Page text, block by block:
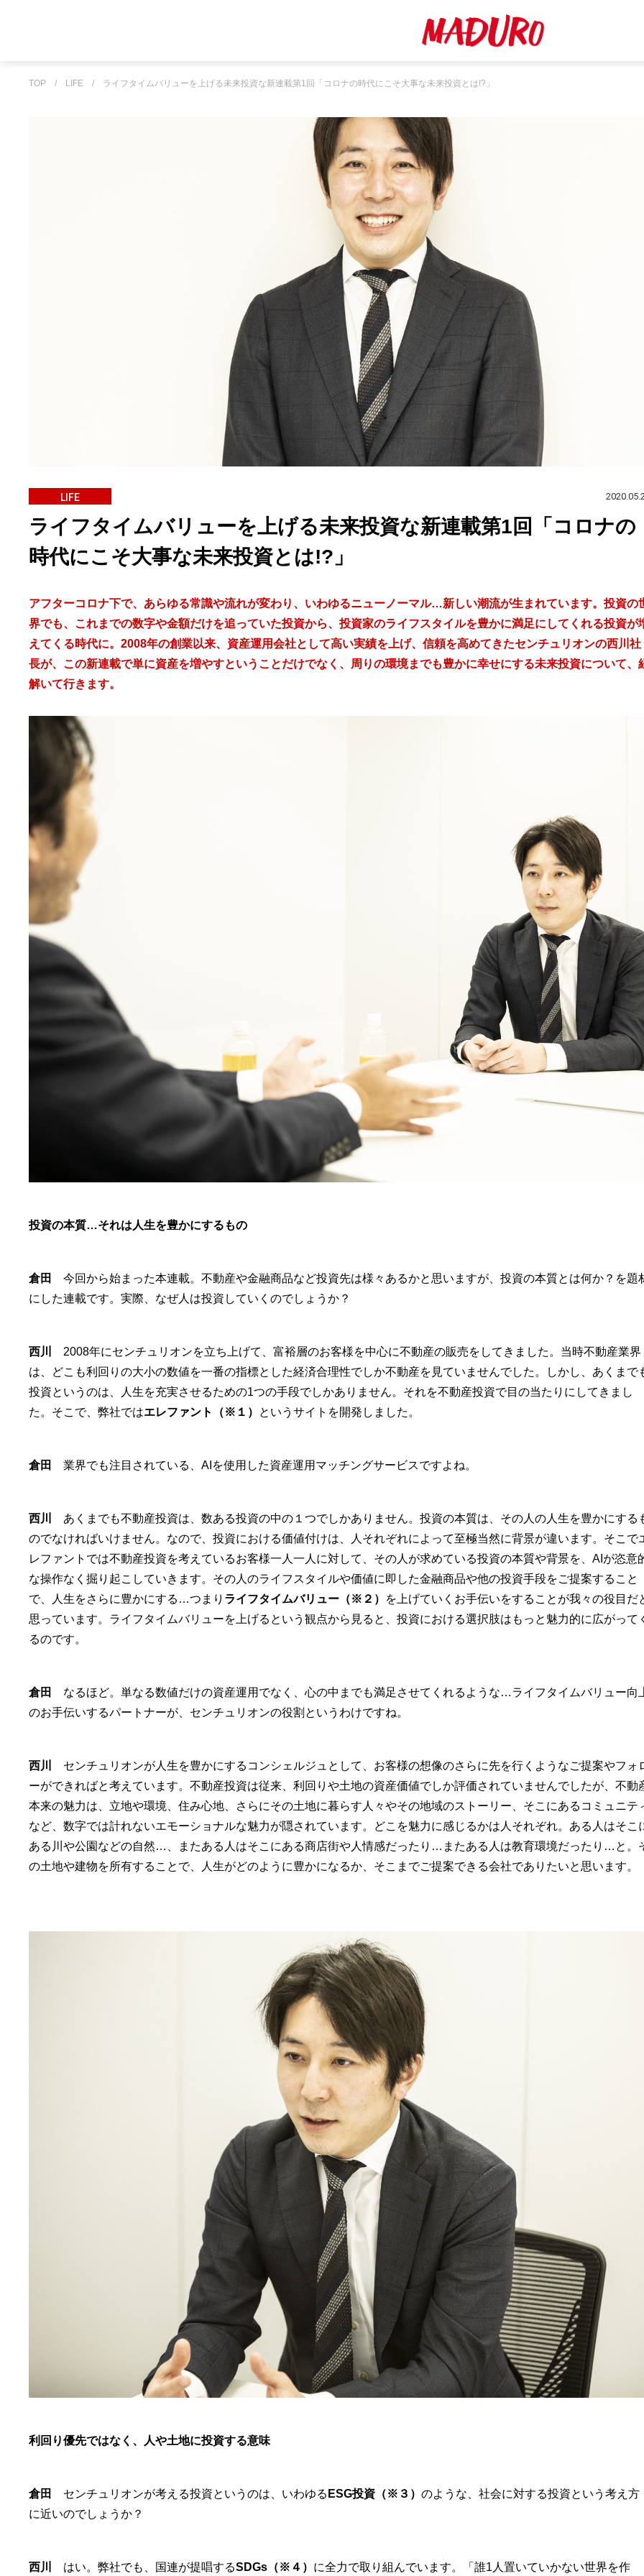
TOP / LIFE / ライフタイムバリューを上げる未来投資な新連載第1回「コロナの時代にこそ大事な未来投資とは!?」
LIFE
ライフタイムバリューを上げる未来投資な新連載第1回「コロナの
時代にこそ大事な未来投資とは!?」
アフターコロナ下で、あらゆる常識や流れが変わり、いわゆるニューノーマル…新しい潮流が生まれています。投資の
界でも、これまでの数字や金額だけを追っていた投資から、投資家のライフスタイルを豊かに満足にしてくれる投資が
えてくる時代に。2008年の創業以来、資産運用会社として高い実績を上げ、信頼を高めてきたセンチュリオンの西川社
長が、この新連載で単に資産を増やすということだけでなく、周りの環境までも豊かに幸せにする未来投資について、
解いて行きます。
投資の本質…それは人生を豊かにするもの
倉田
今回から始まった本連載。不動産や金融商品など投資先は様々あるかと思いますが、投資の本質とは何か？を題
にした連載です。実際、なぜ人は投資していくのでしょうか？
西川
2008年にセンチュリオンを立ち上げて、富裕層のお客様を中心に不動産の販売をしてきました。当時不動産業界
は、どこも利回りの大小の数値を一番の指標とした経済合理性でしか不動産を見ていませんでした。しかし、あくまで
投資というのは、人生を充実させるための1つの手段でしかありません。それを不動産投資で目の当たりにしてきまし
た。そこで、弊社ではエレファント（※１） というサイトを開発しました。
倉田 業界でも注目されている、AIを使用した資産運用マッチングサービスですよね。
西川
あくまでも不動産投資は、数ある投資の中の１つでしかありません。投資の本質は、その人の人生を豊かにする
のでなければいけません。なので、投資における価値付けは、人それぞれによって至極当然に背景が違います。そこで
レファントでは不動産投資を考えているお客様一人一人に対して、その人が求めている投資の本質や背景を、AIが恣意
な操作なく掘り起こしていきます。その人のライフスタイルや価値に即した金融商品や他の投資手段をご提案すること
で、人生をさらに豊かにする…つまり ライフタイムバリュー（※２）
を上げていくお手伝いをすることが我々の役目だ
思っています。ライフタイムバリューを上げるという観点から見ると、投資における選択肢はもっと魅力的に広がって
るのです。
倉田
なるほど。単なる数値だけの資産運用でなく、心の中までも満足させてくれるような…ライフタイムバリュー向
のお手伝いするパートナーが、センチュリオンの役割というわけですね。
西川
センチュリオンが人生を豊かにするコンシェルジュとして、お客様の想像のさらに先を行くようなご提案やフォ
ーができればと考えています。不動産投資は従来、利回りや土地の資産価値でしか評価されていませんでしたが、不動
本来の魅力は、立地や環境、住み心地、さらにその土地に暮らす人々やその地域のストーリー、そこにあるコミュニテ
など、数字では計れないエモーショナルな魅力が隠されています。どこを魅力に感じるかは人それぞれ。ある人はそこ
ある川や公園などの自然…、またある人はそこにある商店街や人情感だったり…またある人は教育環境だったり…と。
の土地や建物を所有することで、人生がどのように豊かになるか、そこまでご提案できる会社でありたいと思います。
利回り優先ではなく、人や土地に投資する意味
倉田 センチュリオンが考える投資というのは、いわゆる ESG投資（※３） のような、社会に対する投資という考え方
に近いのでしょうか？
西川 はい。弊社でも、国連が提唱するSDGs（※４） に全力で取り組んでいます。「誰1人置いていかない世界を作